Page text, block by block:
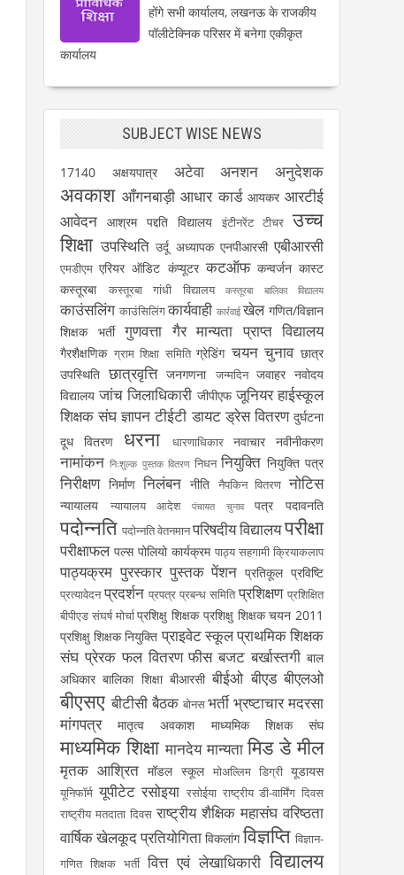
होंगे सभी कार्यालय, लखनऊ के राजकीय
पॉलीटेक्निक परिसर में बनेगा एकीकृत
कार्यालय
SUBJECT WISE NEWS
17140 अक्षयपात्र अटेवा अनशन अनुदेशक
अवकाश आँगनबाड़ी आधार कार्ड आयकर आरटीई
आवेदन आश्रम पद्दति विद्यालय इंटीनरेंट टीचर उच्च
शिक्षा उपस्थिति उर्दू अध्यापक एनपीआरसी एबीआरसी
एमडीएम एरियर ऑडिट कंप्यूटर कटऑफ कन्वर्जन कास्ट
कस्तूरबा
कस्तूरबा गांधी विद्यालय कस्तूरबा बालिका विद्यालय
काउंसलिंग काउंसिलिंग कार्यवाही कार्रवाई खेल गणित/विज्ञान
शिक्षक भर्ती
गुणवत्ता गैर मान्यता प्राप्त विद्यालय
गैरशैक्षणिक ग्राम शिक्षा समिति ग्रेडिंग चयन चुनाव छात्र
उपस्थिति छात्रवृत्ति जनगणना जन्मदिन जवाहर नवोदय
विद्यालय जांच जिलाधिकारी जीपीएफ जूनियर हाईस्कूल
शिक्षक संघ ज्ञापन टीईटी डायट ड्रेस वितरण दुर्घटना
दूध वितरण
धरना धारणाधिकार नवाचार नवीनीकरण
नामांकन निःशुल्क पुस्तक वितरण निधन नियुक्ति नियुक्ति पत्र
निरीक्षण निर्माण निलंबन नीति नैपकिन वितरण नोटिस
न्यायालय न्यायालय आदेश पंचायत चुनाव पत्र पदावनति
पदोन्नति पदोन्नति वेतनमानपरिषदीय विद्यालयपरीक्षा
परीक्षाफल पल्स पोलियो कार्यक्रम पाठ्य सहगामी क्रियाकलाप
पाठ्यक्रम पुरस्कार पुस्तक पेंशन प्रतिकूल प्रविष्टि
प्रत्यावेदन प्रदर्शन प्रपत्र प्रबन्ध समिति प्रशिक्षण प्रशिक्षित
बीपीएड संघर्ष मोर्चा प्रशिक्षु शिक्षक प्रशिक्षु शिक्षक चयन 2011
प्रशिक्षु शिक्षक नियुक्ति प्राइवेट स्कूलप्राथमिक शिक्षक
संघ प्रेरक फल वितरण फीस बजट बर्खास्तगी बाल
अधिकार बालिका शिक्षा बीआरसी बीईओ बीएड बीएलओ
बीएसए बीटीसी बैठक बोनस भर्ती भ्रष्टाचार मदरसा
मांगपत्र
मातृत्व अवकाश माध्यमिक शिक्षक संघ
माध्यमिक शिक्षा मानदेय मान्यता मिड डे मील
मृतक आश्रित मॉडल स्कूल मोअल्लिम डिग्री यूडायस
यूनिफॉर्म यूपीटेट रसोइया रसोईया राष्ट्रीय डी-वार्मिंग दिवस
राष्ट्रीय मतदाता दिवस राष्ट्रीय शैक्षिक महासंघ वरिष्ठता
वार्षिक खेलकूद प्रतियोगिता विकलांग विज्ञप्ति विज्ञान-
गणित शिक्षक भर्ती वित्त एवं लेखाधिकारी विद्यालय